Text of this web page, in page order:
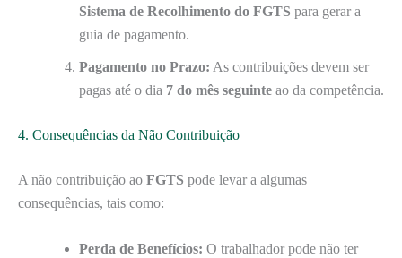
Sistema de Recolhimento do FGTS para gerar a
guia de pagamento.
Pagamento no Prazo: As contribuições devem ser
pagas até o dia 7 do mês seguinte ao da competência.
4. Consequências da Não Contribuição
A não contribuição ao FGTS pode levar a algumas
consequências, tais como:
Perda de Benefícios: O trabalhador pode não ter